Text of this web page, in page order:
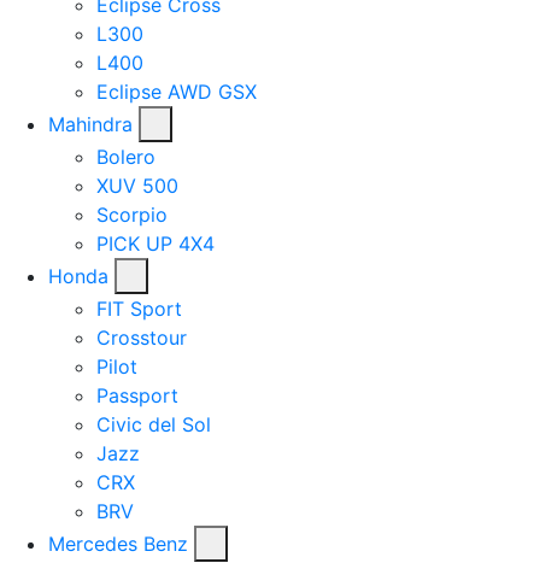
Eclipse Cross
L300
L400
Eclipse AWD GSX
Mahindra
Bolero
XUV 500
Scorpio
PICK UP 4X4
Honda
FIT Sport
Crosstour
Pilot
Passport
Civic del Sol
Jazz
CRX
BRV
Mercedes Benz